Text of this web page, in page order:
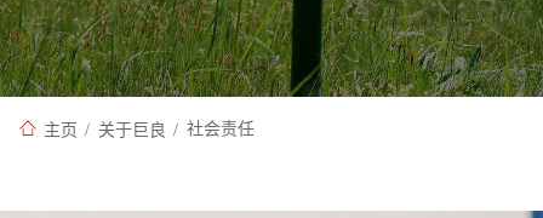
主页 / 关于巨良 / 社会责任